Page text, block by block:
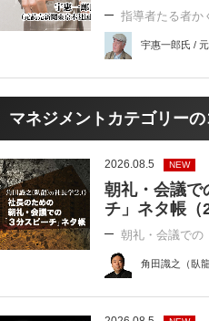
指導者たる者か
宇惠一郎氏 /
マネジメントカテゴリーの
2026.08.5 NEW
朝礼・会議で
チ」ネタ帳（
朝礼・会議での
角田識之（臥